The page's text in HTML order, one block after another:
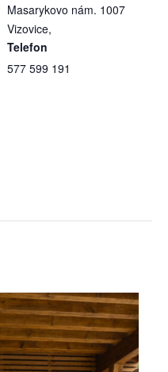
Masarykovo nám. 1007
Vizovice,
Telefon
577 599 191